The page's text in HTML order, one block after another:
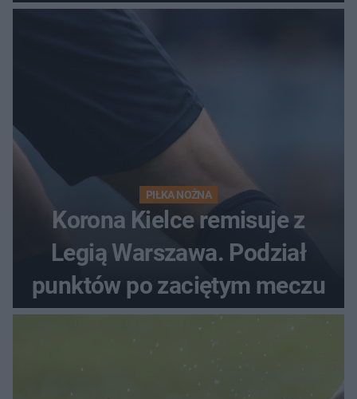
PIŁKA NOŻNA
Korona Kielce remisuje z
Legią Warszawa. Podział
punktów po zaciętym meczu